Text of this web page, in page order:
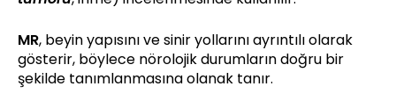
MR, beyin yapısını ve sinir yollarını ayrıntılı olarak
gösterir, böylece nörolojik durumların doğru bir
şekilde tanımlanmasına olanak tanır.